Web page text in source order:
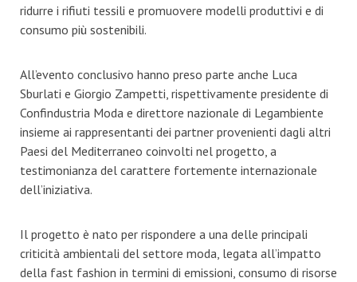
ridurre i rifiuti tessili e promuovere modelli produttivi e di
consumo più sostenibili.
All’evento conclusivo hanno preso parte anche Luca
Sburlati e Giorgio Zampetti, rispettivamente presidente di
Confindustria Moda e direttore nazionale di Legambiente
insieme ai rappresentanti dei partner provenienti dagli altri
Paesi del Mediterraneo coinvolti nel progetto, a
testimonianza del carattere fortemente internazionale
dell’iniziativa.
Il progetto è nato per rispondere a una delle principali
criticità ambientali del settore moda, legata all’impatto
della fast fashion in termini di emissioni, consumo di risorse